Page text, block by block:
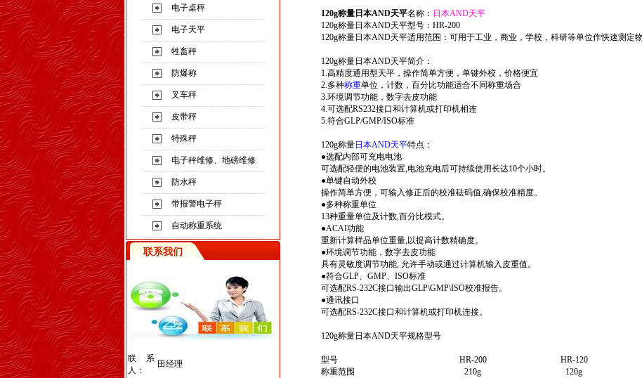
电子桌秤
电子天平
牲畜秤
防爆称
叉车秤
皮带秤
特殊秤
电子秤维修、地磅维修
防水秤
带报警电子秤
自动称重系统
联系我们
联系
人：
田经理
120g称量日本AND天平名称： 日本AND天平
120g称量日本AND天平型号：HR-200
120g称量日本AND天平适用范围：可用于工业，商业，学校，科研等单位作快速测定
120g称量日本AND天平简介：
1.高精度通用型天平，操作简单方便，单键外校，价格便宜
2.多种称重单位，计数，百分比功能适合不同称重场合
3.环境调节功能，数字去皮功能
4.可选配RS232接口和计算机或打印机相连
5.符合GLP/GMP/ISO标准
120g称量日本AND天平特点：
●选配内部可充电电池
可选配轻便的电池装置,电池充电后可持续使用长达10个小时。
●单键自动外校
操作简单方便，可输入修正后的校准砝码值,确保校准精度。
●多种称重单位
13种重量单位及计数,百分比模式。
●ACAI功能
重新计算样品单位重量,以提高计数精确度。
●环境调节功能，数字去皮功能
具有灵敏度调节功能, 允许手动或通过计算机输入皮重值。
●符合GLP、GMP、ISO标准
可选配RS-232C接口输出GLP\GMP\ISO校准报告。
●通讯接口
可选配RS-232C接口和计算机或打印机连接。
120g称量日本AND天平规格型号
型号 HR-200
HR-120
称重范围
210g
120g